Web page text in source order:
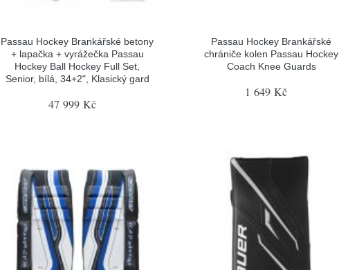
Passau Hockey Brankářské betony
+ lapačka + vyrážečka Passau
Hockey Ball Hockey Full Set,
Senior, bílá, 34+2", Klasický gard
47 999 Kč
Passau Hockey Brankářské
chrániče kolen Passau Hockey
Coach Knee Guards
1 649 Kč